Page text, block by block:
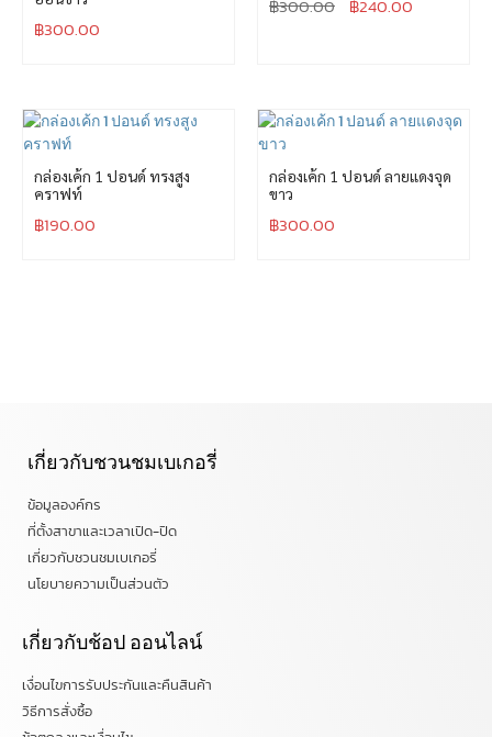
฿300.00
฿300.00 ฿240.00
กล่องเค้ก 1 ปอนด์ ทรงสูง
คราฟท์
฿190.00
กล่องเค้ก 1 ปอนด์ ลายแดงจุด
ขาว
฿300.00
เกี่ยวกับชวนชมเบเกอรี่
ข้อมูลองค์กร
ที่ตั้งสาขาและเวลาเปิด-ปิด
เกี่ยวกับชวนชมเบเกอรี่
นโยบายความเป็นส่วนตัว
เกี่ยวกับช้อป ออนไลน์
เงื่อนไขการรับประกันและคืนสินค้า
วิธีการสั่งซื้อ